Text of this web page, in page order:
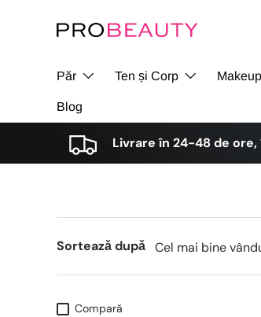
Sari la conținut
Păr Ten și Corp Makeup
Blog
Livrare în 24-48 de ore,
Sorteazǎ dupǎ Cel mai bine
Compară